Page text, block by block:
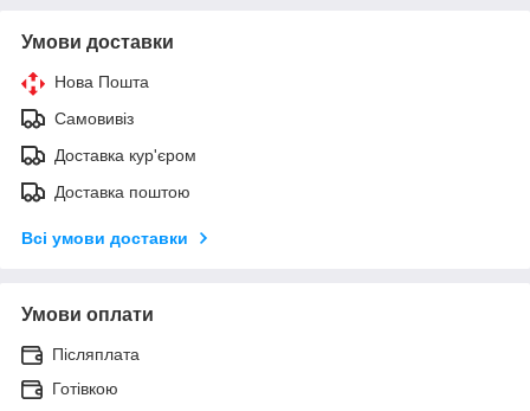
Умови доставки
Нова Пошта
Самовивіз
Доставка кур'єром
Доставка поштою
Всі умови доставки
Умови оплати
Післяплата
Готівкою